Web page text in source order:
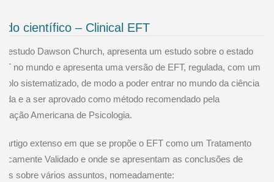
científico – Clinical EFT
estudo Dawson Church, apresenta um estudo sobre o estado
no mundo e apresenta uma versão de EFT, regulada, com um
sistematizado, de modo a poder entrar no mundo da ciência
e a ser aprovado como método recomendado pela
Americana de Psicologia.
artigo extenso em que se propõe o EFT como um Tratamento
Validado e onde se apresentam as conclusões de
sobre vários assuntos, nomeadamente: